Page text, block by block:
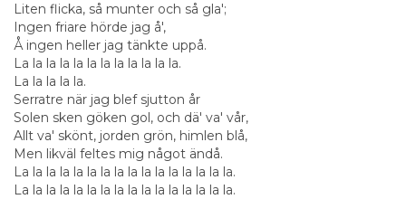
Liten flicka, så munter och så gla';
Ingen friare hörde jag å',
Å ingen heller jag tänkte uppå.
La la la la la la la la la la la la.
La la la la la.
Serratre när jag blef sjutton år
Solen sken göken gol, och dä' va' vår,
Allt va' skönt, jorden grön, himlen blå,
Men likväl feltes mig något ändå.
La la la la la la la la la la la la la la la la.
La la la la la la la la la la la la la la la la.